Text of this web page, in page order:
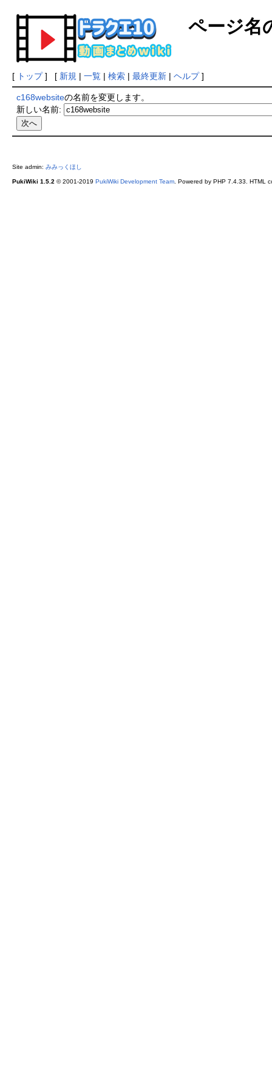
ページ名
[ トップ] [ 新規 | 一覧| 検索| 最終更新| ヘルプ]
c168websiteの名前を変更します。
新しい名前:
Site admin: みみっくほし
PukiWiki 1.5.2 © 2001-2019 PukiWiki Development Team. Powered by PHP 7.4.33. HTML